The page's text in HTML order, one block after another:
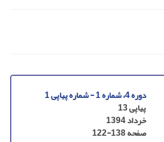
دوره 4، شماره 1 - شماره پیاپی 1
پیاپی 13
خرداد 1394
صفحه122-138